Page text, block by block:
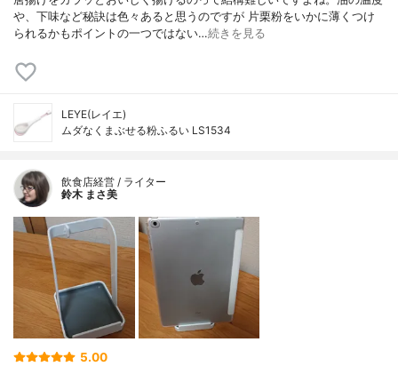
や、下味など秘訣は色々あると思うのですが 片栗粉をいかに薄くつけ
られるかもポイントの一つではない…続きを見る
LEYE(レイエ)
ムダなくまぶせる粉ふるい LS1534
飲食店経営 / ライター
鈴木 まさ美
5.00